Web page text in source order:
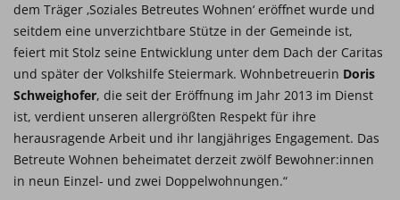
dem Träger ‚Soziales Betreutes Wohnen‘ eröffnet wurde und
seitdem eine unverzichtbare Stütze in der Gemeinde ist,
feiert mit Stolz seine Entwicklung unter dem Dach der Caritas
und später der Volkshilfe Steiermark. Wohnbetreuerin Doris
Schweighofer, die seit der Eröffnung im Jahr 2013 im Dienst
ist, verdient unseren allergrößten Respekt für ihre
herausragende Arbeit und ihr langjähriges Engagement. Das
Betreute Wohnen beheimatet derzeit zwölf Bewohner:innen
in neun Einzel- und zwei Doppelwohnungen.“